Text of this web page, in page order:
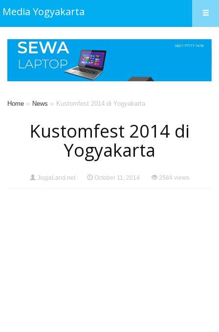
Media Yogyakarta
Home News Kustomfest 2014 di Yogyakarta
Kustomfest 2014 di
Yogyakarta
JogjaLand.net October 11, 2014 2584 views